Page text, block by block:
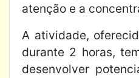
atenção e a
A atividade,
durante 2 horas,
desenvolver